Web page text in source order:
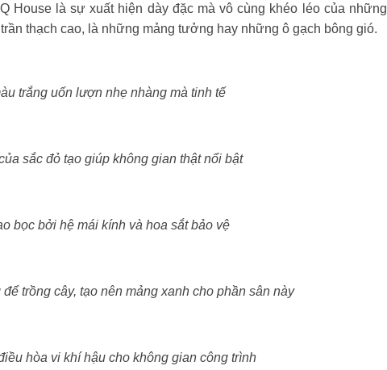
House là sự xuất hiện dày đặc mà vô cùng khéo léo của những
thạch cao, là những mảng tưởng hay những ô gạch bông gió.
trắng uốn lượn nhẹ nhàng mà tinh tế
sắc đỏ tạo giúp không gian thật nổi bật
bọc bởi hệ mái kính và hoa sắt bảo vệ
trồng cây, tạo nên mảng xanh cho phần sân này
hòa vi khí hậu cho không gian công trình